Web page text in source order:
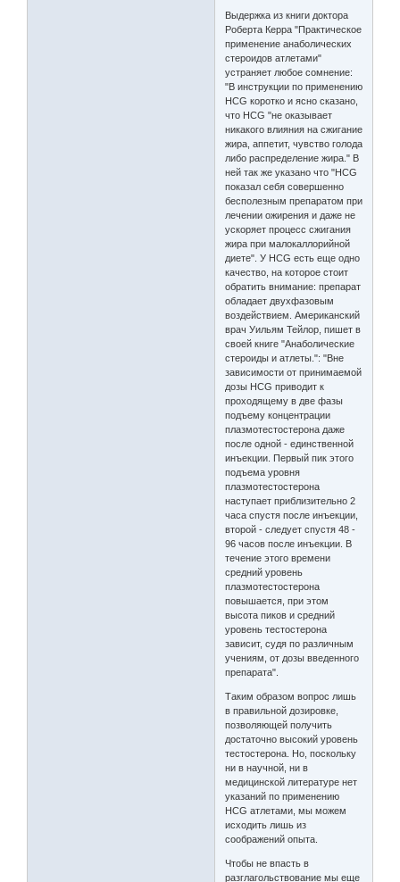
Выдержка из книги доктора
Роберта Керра "Практическое
применение анаболических
стероидов атлетами"
устраняет любое сомнение:
"В инструкции по применению
HCG коротко и ясно сказано,
что HCG "не оказывает
никакого влияния на сжигание
жира, аппетит, чувство голода
либо распределение жира." В
ней так же указано что "HCG
показал себя совершенно
бесполезным препаратом при
лечении ожирения и даже не
ускоряет процесс сжигания
жира при малокаллорийной
диете". У HCG есть еще одно
качество, на которое стоит
обратить внимание: препарат
обладает двухфазовым
воздействием. Американский
врач Уильям Тейлор, пишет в
своей книге "Анаболические
стероиды и атлеты.": "Вне
зависимости от принимаемой
дозы HCG приводит к
проходящему в две фазы
подъему концентрации
плазмотестостерона даже
после одной - единственной
инъекции. Первый пик этого
подъема уровня
плазмотестостерона
наступает приблизительно 2
часа спустя после инъекции,
второй - следует спустя 48 -
96 часов после инъекции. В
течение этого времени
средний уровень
плазмотестостерона
повышается, при этом
высота пиков и средний
уровень тестостерона
зависит, судя по различным
учениям, от дозы введенного
препарата".
Таким образом вопрос лишь
в правильной дозировке,
позволяющей получить
достаточно высокий уровень
тестостерона. Но, поскольку
ни в научной, ни в
медицинской литературе нет
указаний по применению
HCG атлетами, мы можем
исходить лишь из
соображений опыта.
Чтобы не впасть в
разглагольствование мы еще